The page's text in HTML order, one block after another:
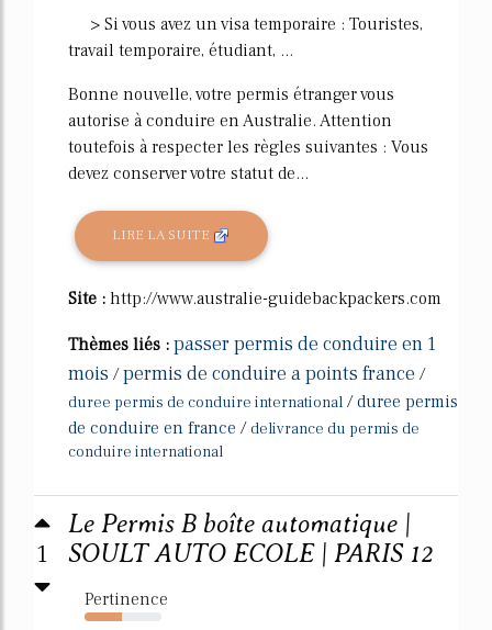
> Si vous avez un visa temporaire : Touristes,
travail temporaire, étudiant, ...
Bonne nouvelle, votre permis étranger vous
autorise à conduire en Australie. Attention
toutefois à respecter les règles suivantes : Vous
devez conserver votre statut de...
LIRE LA SUITE
Site : http://www.australie-guidebackpackers.com
Thèmes liés : passer permis de conduire en 1
mois /permis de conduire a points france /
duree permis de conduire international /duree permis
de conduire en france / delivrance du permis de
conduire international
1
Le Permis B boîte automatique |
SOULT AUTO ECOLE | PARIS 12
Pertinence
49%